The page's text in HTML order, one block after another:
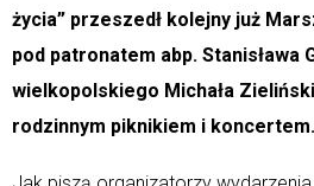
życia” przeszedł kolejny już
pod patronatem abp. Stanisława
wielkopolskiego Michała
rodzinnym piknikiem i koncertem.